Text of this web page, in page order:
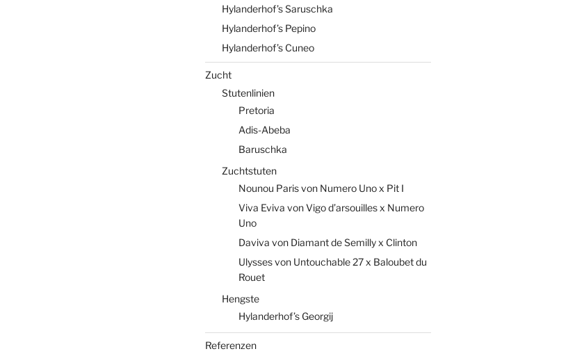
Hylanderhof’s Saruschka
Hylanderhof’s Pepino
Hylanderhof’s Cuneo
Zucht
Stutenlinien
Pretoria
Adis-Abeba
Baruschka
Zuchtstuten
Nounou Paris von Numero Uno x Pit I
Viva Eviva von Vigo d’arsouilles x Numero
Uno
Daviva von Diamant de Semilly x Clinton
Ulysses von Untouchable 27 x Baloubet du
Rouet
Hengste
Hylanderhof’s Georgij
Referenzen